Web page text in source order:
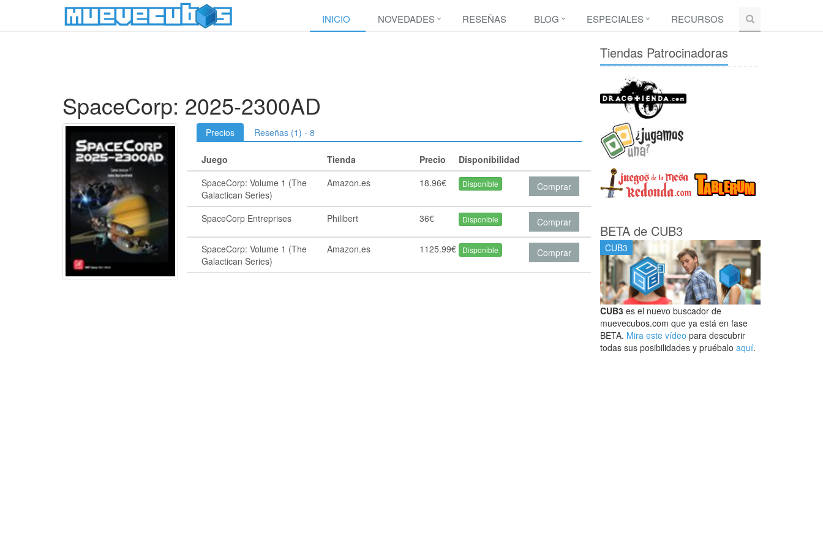
INICIO NOVEDADES RESEÑAS BLOG ESPECIALES RECURSOS
SpaceCorp: 2025-2300AD
Precios Reseñas (1) - 8
Juego Tienda Precio
Disponibilidad
SpaceCorp: Volume 1 (The
Galactican Series)
Amazon.es 18.96€ Disponible Comprar
SpaceCorp Entreprises Philibert 36€ Disponible Comprar
SpaceCorp: Volume 1 (The
Galactican Series)
Amazon.es 1125.99€ Disponible Comprar
Tiendas Patrocinadoras
BETA de CUB3
CUB3
CUB3es el nuevo buscador de
muevecubos.com que ya está en fase
BETA. Mira este vídeo para descubrir
todas sus posibilidades y pruébalo aquí.